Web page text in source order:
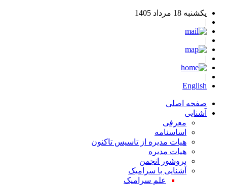
یکشنبه 18 مرداد 1405
English
صفحه اصلی
آشنایی
معرفی
اساسنامه
هیات مدیره از تاسیس تاکنون
هیات مدیره
بروشور انجمن
آشنایی با سرامیک
علم سرامیک